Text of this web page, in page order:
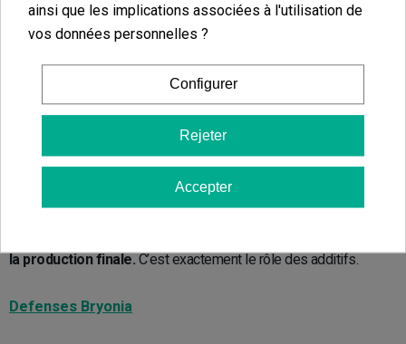
d’assurer de meilleurs résultats lors de la récolte. À appliquer par
arrosage ou voie foliaire, il estfacilement assimilable par les
Additifs Excellent Nutrients Bryona
additifs Bryoniad’Excellent Nutrients sauront fournir aux
plantes les éléments dont elles ont besoin pour être en
santé, résistantes et bien structurées.Un apport adapté
la production finale. C’est exactement le rôle des additifs.
Defenses Bryonia
ainsi que les implications associées à l'utilisation de
vos données personnelles ?
Configurer
Rejeter
Accepter